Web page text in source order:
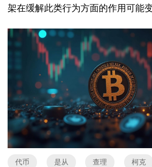
架在缓解此类行为方面的作用可能
代币 是从 查理 柯克